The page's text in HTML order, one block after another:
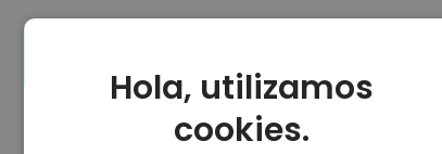
0.867184 € 0.00%
Hola, utilizamos
cookies.